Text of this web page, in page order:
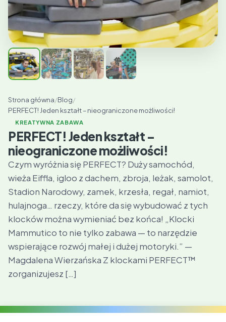
Strona główna/Blog/
PERFECT! Jeden kształt – nieograniczone możliwości!
KREATYWNA ZABAWA
PERFECT! Jeden kształt –
nieograniczone możliwości!
Czym wyróżnia się PERFECT? Duży samochód,
wieża Eiffla, igloo z dachem, zbroja, leżak, samolot,
Stadion Narodowy, zamek, krzesła, regał, namiot,
hulajnoga… rzeczy, które da się wybudować z tych
klocków można wymieniać bez końca! „Klocki
Mammutico to nie tylko zabawa — to narzędzie
wspierające rozwój małej i dużej motoryki.” —
Magdalena Wierzańska Z klockami PERFECT™
zorganizujesz […]